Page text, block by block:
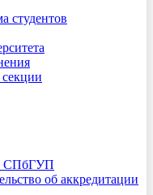
студентов
СПбГУП
об аккредитации